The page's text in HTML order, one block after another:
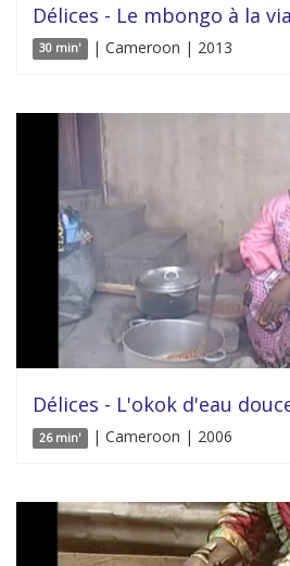
Délices - Le mbongo à la
30 min' | Cameroon | 2013
Délices - L'okok d'eau
26 min' | Cameroon | 2006